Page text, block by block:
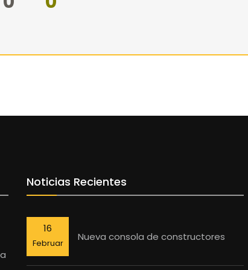
Noticias Recientes
16
Februar
Nueva consola de constructores